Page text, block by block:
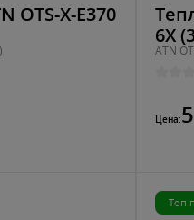
OTS-X-E370
6X
ATN
Цена:
Топ